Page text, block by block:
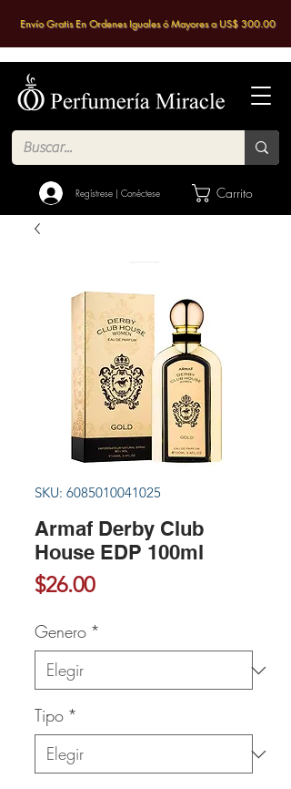
Regístrese | Conéctese Carrito
Envío Gratis En Ordenes Iguales ó Mayores a US$ 300.00
SKU: 6085010041025
Armaf Derby Club
House EDP 100ml
$26.00Precio
Genero *
Tipo *